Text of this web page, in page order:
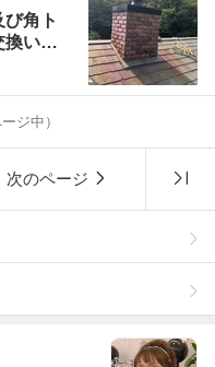
角ト
換いた
ジ中）
次のページ